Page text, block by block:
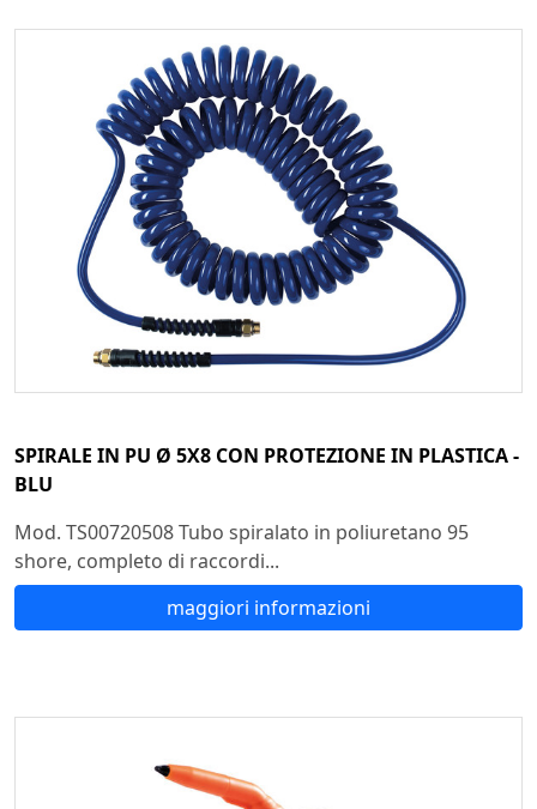
SPIRALE IN PU Ø 5X8 CON PROTEZIONE IN PLASTICA -
BLU
Mod. TS00720508 Tubo spiralato in poliuretano 95
shore, completo di raccordi...
maggiori informazioni